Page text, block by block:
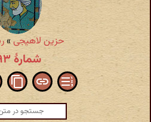
حزین لاهیجی»
شمارهٔ ۱۹۳